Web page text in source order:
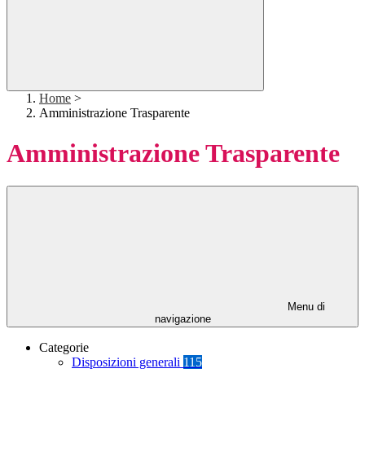
Home >
Amministrazione Trasparente
Amministrazione Trasparente
Menu di
navigazione
Categorie
Disposizioni generali 115